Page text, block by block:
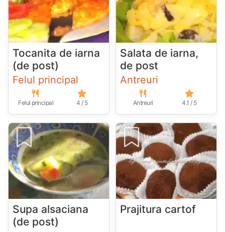
Tocanita de iarna
(de post)
Felul principal
Felul principal 4 / 5
Salata de iarna,
de post
Antreuri
Antreuri 4.1 / 5
Supa alsaciana
(de post)
Prajitura cartof